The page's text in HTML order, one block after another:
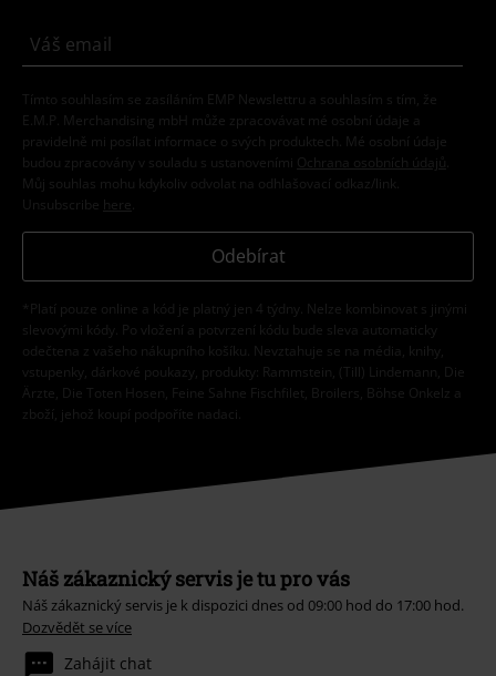
Tímto souhlasím se zasíláním EMP Newslettru a souhlasím s tím, že
E.M.P. Merchandising mbH může zpracovávat mé osobní údaje a
pravidelně mi posílat informace o svých produktech. Mé osobní údaje
budou zpracovány v souladu s ustanoveními
Ochrana osobních údajů
Můj souhlas mohu kdykoliv odvolat na odhlašovací odkaz/link.
Unsubscribe here
Odebírat
*Platí pouze online a kód je platný jen 4 týdny. Nelze kombinovat s jinými
slevovými kódy. Po vložení a potvrzení kódu bude sleva automaticky
odečtena z vašeho nákupního košíku. Nevztahuje se na média, knihy,
vstupenky, dárkové poukazy, produkty: Rammstein, (Till) Lindemann, Die
Ärzte, Die Toten Hosen, Feine Sahne Fischfilet, Broilers, Böhse Onkelz a
zboží, jehož koupí podpoříte nadaci.
Náš zákaznický servis je tu pro vás
Náš zákaznický servis je k dispozici dnes od 09:00 hod do 17:00 hod.
Dozvědět se více
Zahájit chat